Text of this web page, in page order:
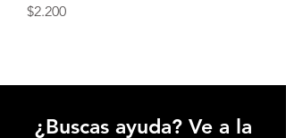
Precio
$2.200
¿Buscas ayuda? Ve a la